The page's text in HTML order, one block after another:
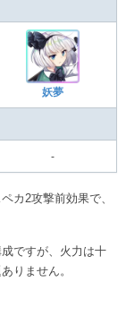
妖夢
-
カ2攻撃前効果で、
ですが、火力は十
りません。